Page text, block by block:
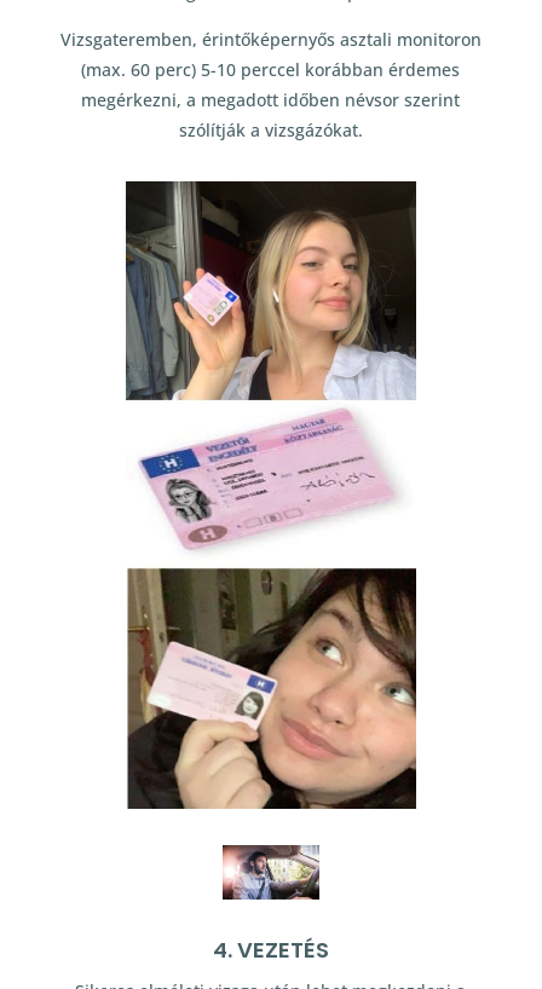
Vizsgateremben, érintőképernyős asztali monitoron
(max. 60 perc) 5-10 perccel korábban érdemes
megérkezni, a megadott időben névsor szerint
szólítják a vizsgázókat.
4. VEZETÉS